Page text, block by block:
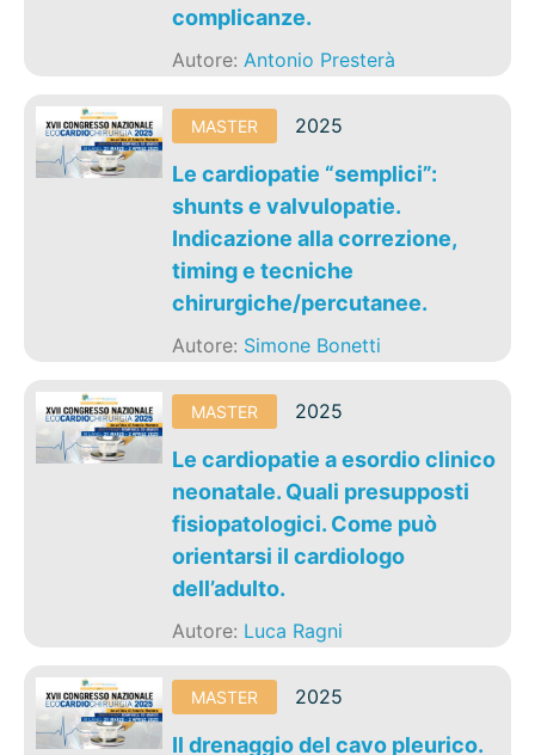
complicanze.
Autore:Antonio Presterà
MASTER 2025
Le cardiopatie “semplici”:
shunts e valvulopatie.
Indicazione alla correzione,
timing e tecniche
chirurgiche/percutanee.
Autore: Simone Bonetti
MASTER 2025
Le cardiopatie a esordio clinico
neonatale. Quali presupposti
fisiopatologici. Come può
orientarsi il cardiologo
dell’adulto.
Autore: Luca Ragni
MASTER 2025
Il drenaggio del cavo pleurico.